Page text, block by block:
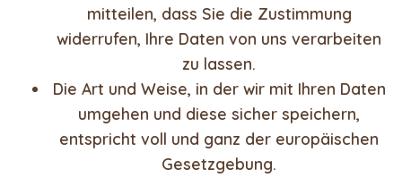
mitteilen, dass Sie die Zustimmung
widerrufen, Ihre Daten von uns verarbeiten
zu lassen.
Die Art und Weise, in der wir mit Ihren Daten
umgehen und diese sicher speichern,
entspricht voll und ganz der europäischen
Gesetzgebung.